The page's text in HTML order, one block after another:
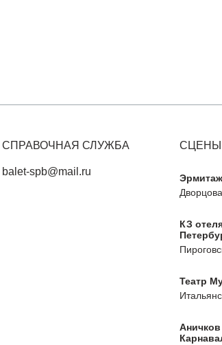
СПРАВОЧНАЯ СЛУЖБА
balet-spb@mail.ru
СЦЕНЫ
КЗ
Театр